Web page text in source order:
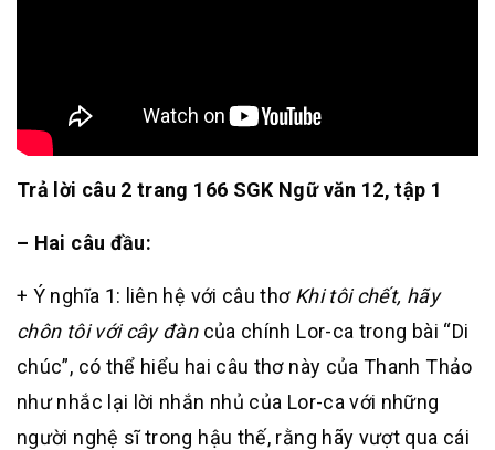
Trả lời câu 2 trang 166 SGK Ngữ văn 12, tập 1
– Hai câu đầu:
+ Ý nghĩa 1: liên hệ với câu thơ Khi tôi chết, hãy
chôn tôi với cây đàn của chính Lor-ca trong bài “Di
chúc”, có thể hiểu hai câu thơ này của Thanh Thảo
như nhắc lại lời nhắn nhủ của Lor-ca với những
người nghệ sĩ trong hậu thế, rằng hãy vượt qua cái